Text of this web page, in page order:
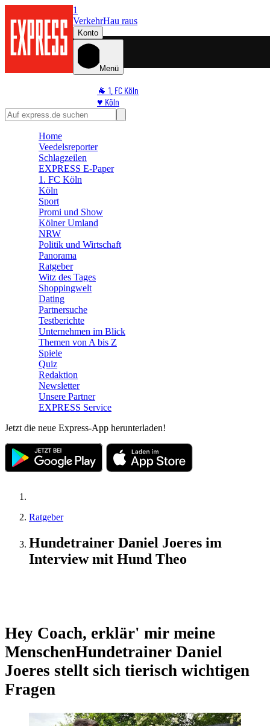
1
VerkehrHau raus
Konto
Menü
🐐 1. FC Köln
♥️ Köln
⭐ Promi
🛒 Shoppingwelt
Home
Veedelsreporter
Schlagzeilen
EXPRESS E-Paper
1. FC Köln
Köln
Sport
Promi und Show
Kölner Umland
NRW
Politik und Wirtschaft
Panorama
Ratgeber
Witz des Tages
Shoppingwelt
Dating
Partnersuche
Testberichte
Unternehmen im Blick
Themen von A bis Z
Spiele
Quiz
Redaktion
Newsletter
Unsere Partner
EXPRESS Service
Jetzt die neue Express-App herunterladen!
Ratgeber
Hundetrainer Daniel Joeres im
Interview mit Hund Theo
Hey Coach, erklär' mir meine
MenschenHundetrainer Daniel
Joeres stellt sich tierisch wichtigen
Fragen